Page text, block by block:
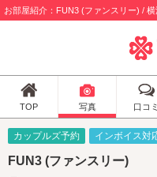
お部屋紹介：FUN3 (ファンスリー) /
TOP 写真 口コミ
カップルズ予約 インボイス対
FUN3 (ファンスリー)